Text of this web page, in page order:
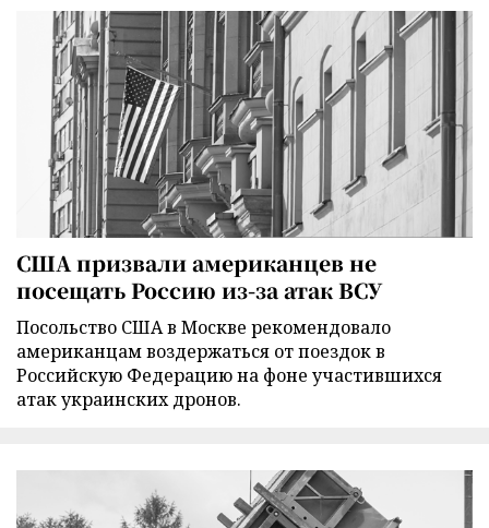
США призвали американцев не
посещать Россию из-за атак ВСУ
Посольство США в Москве рекомендовало
американцам воздержаться от поездок в
Российскую Федерацию на фоне участившихся
атак украинских дронов.